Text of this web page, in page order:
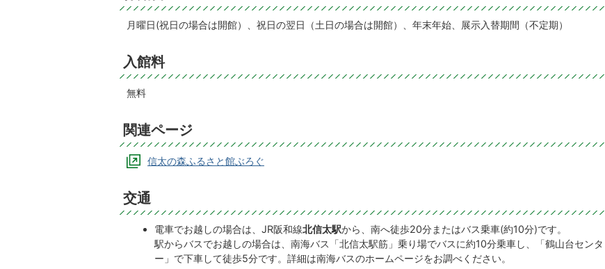
月曜日(祝日の場合は開館）、祝日の翌日（土日の場合は開館）、年末年始、展示入替期間（不定期）
入館料
無料
関連ページ
信太の森ふるさと館ぶろぐ
交通
電車でお越しの場合は、JR阪和線北信太駅から、南へ徒歩20分またはバス乗車(約10分)です。
駅からバスでお越しの場合は、南海バス「北信太駅筋」乗り場でバスに約10分乗車し、「鶴山台センタ
ー」で下車して徒歩5分です。詳細は南海バスのホームページをお調べください。